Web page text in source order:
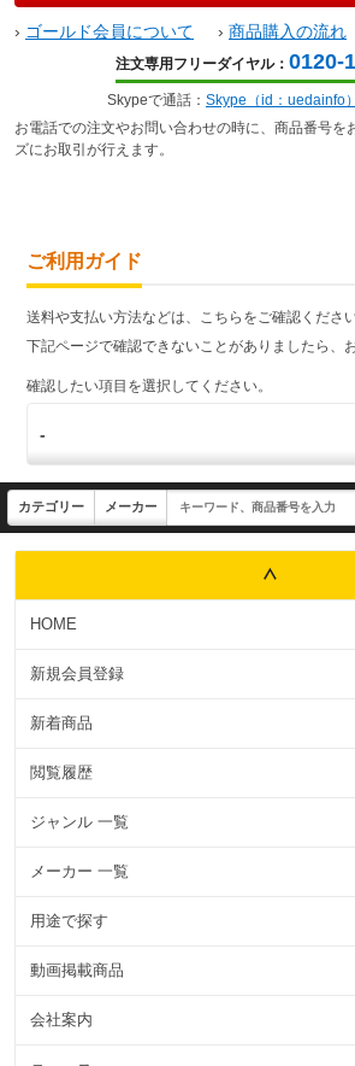
› ゴールド会員について › 商品購入の流れ
注文専用フリーダイヤル： 0120-
Skypeで通話： Skype（id：uedainfo
お電話での注文やお問い合わせの時に、商品番号を
ズにお取引が行えます。
ご利用ガイド
送料や支払い方法などは、こちらをご確認ください
下記ページで確認できないことがありましたら、
確認したい項目を選択してください。
HOME
新規会員登録
新着商品
閲覧履歴
ジャンル 一覧
メーカー 一覧
用途で探す
動画掲載商品
会社案内